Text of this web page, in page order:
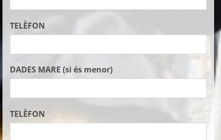
TELÈFON
DADES MARE (si és menor)
TELÈFON